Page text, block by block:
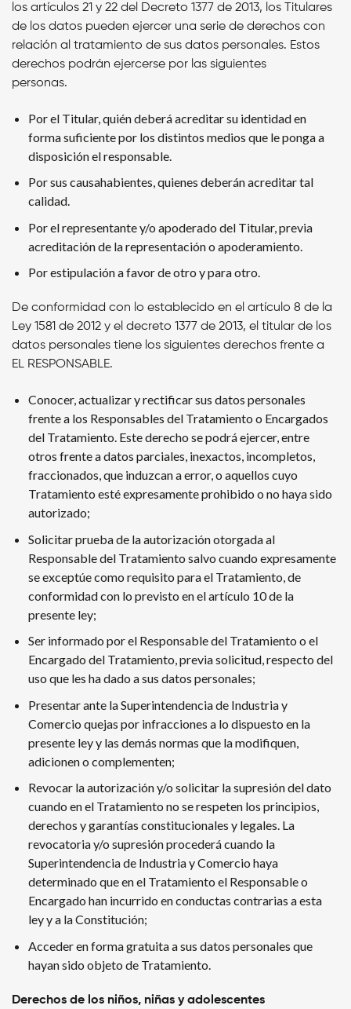
los artículos 21 y 22 del Decreto 1377 de 2013, los Titulares
de los datos pueden ejercer una serie de derechos con
relación al tratamiento de sus datos personales. Estos
derechos podrán ejercerse por las siguientes
personas.
Por el Titular, quién deberá acreditar su identidad en
forma suficiente por los distintos medios que le ponga a
disposición el responsable.
Por sus causahabientes, quienes deberán acreditar tal
calidad.
Por el representante y/o apoderado del Titular, previa
acreditación de la representación o apoderamiento.
Por estipulación a favor de otro y para otro.
De conformidad con lo establecido en el artículo 8 de la
Ley 1581 de 2012 y el decreto 1377 de 2013, el titular de los
datos personales tiene los siguientes derechos frente a
EL RESPONSABLE.
Conocer, actualizar y rectificar sus datos personales
frente a los Responsables del Tratamiento o Encargados
del Tratamiento. Este derecho se podrá ejercer, entre
otros frente a datos parciales, inexactos, incompletos,
fraccionados, que induzcan a error, o aquellos cuyo
Tratamiento esté expresamente prohibido o no haya sido
autorizado;
Solicitar prueba de la autorización otorgada al
Responsable del Tratamiento salvo cuando expresamente
se exceptúe como requisito para el Tratamiento, de
conformidad con lo previsto en el artículo 10 de la
presente ley;
Ser informado por el Responsable del Tratamiento o el
Encargado del Tratamiento, previa solicitud, respecto del
uso que les ha dado a sus datos personales;
Presentar ante la Superintendencia de Industria y
Comercio quejas por infracciones a lo dispuesto en la
presente ley y las demás normas que la modifiquen,
adicionen o complementen;
Revocar la autorización y/o solicitar la supresión del dato
cuando en el Tratamiento no se respeten los principios,
derechos y garantías constitucionales y legales. La
revocatoria y/o supresión procederá cuando la
Superintendencia de Industria y Comercio haya
determinado que en el Tratamiento el Responsable o
Encargado han incurrido en conductas contrarias a esta
ley y a la Constitución;
Acceder en forma gratuita a sus datos personales que
hayan sido objeto de Tratamiento.
Derechos de los niños, niñas y adolescentes